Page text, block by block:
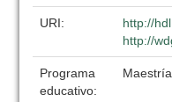
URI:
http://
http://
Programa
educativo: